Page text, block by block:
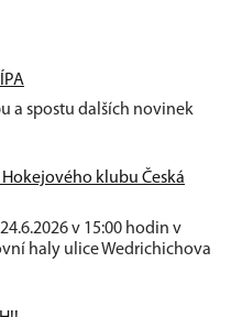
a spostu dalších novinek
klubu Česká
v 15:00 hodin v
haly ulice Wedrichichova